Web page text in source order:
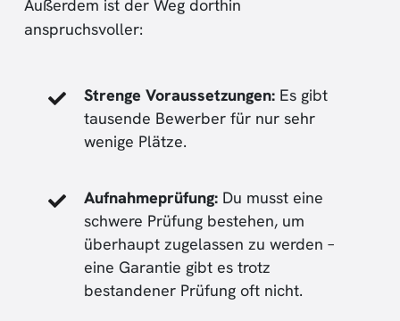
Außerdem ist der Weg dorthin
anspruchsvoller:
Strenge Voraussetzungen: Es gibt
tausende Bewerber für nur sehr
wenige Plätze.
Aufnahmeprüfung: Du musst eine
schwere Prüfung bestehen, um
überhaupt zugelassen zu werden –
eine Garantie gibt es trotz
bestandener Prüfung oft nicht.